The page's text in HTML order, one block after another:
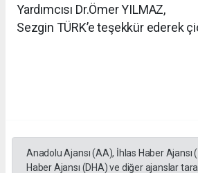
Yardımcısı Dr.Ömer YILMAZ,
Sezgin TÜRK’e teşekkür
Anadolu Ajansı (AA), İhlas Haber Ajansı
Haber Ajansı (DHA) ve diğer ajanslar